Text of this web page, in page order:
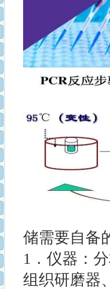
储需要自备
1．仪器：
组织研磨器